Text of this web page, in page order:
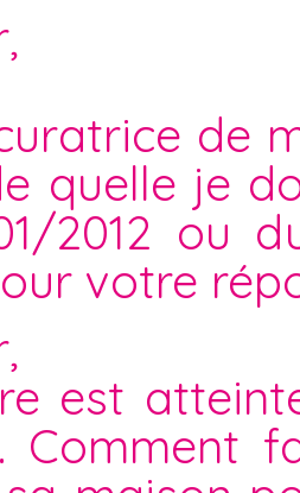
de
quelle je
2012 ou
votre
est
Comment